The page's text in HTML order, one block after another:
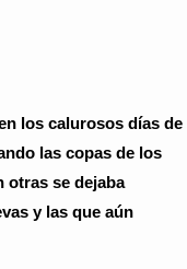
los calurosos días de
las copas de los
otras se dejaba
y las que aún